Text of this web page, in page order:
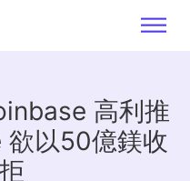
高利推
欲以50億鎂收